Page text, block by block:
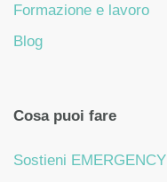
Formazione e lavoro
Blog
Cosa puoi fare
Sostieni EMERGENCY